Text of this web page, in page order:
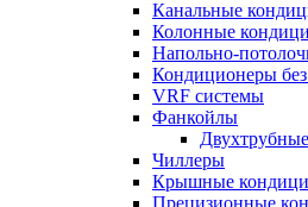
Канальные
Колонные
Напольно-
Кондиционеры
VRF системы
Фанкойлы
Чиллеры
Крышные